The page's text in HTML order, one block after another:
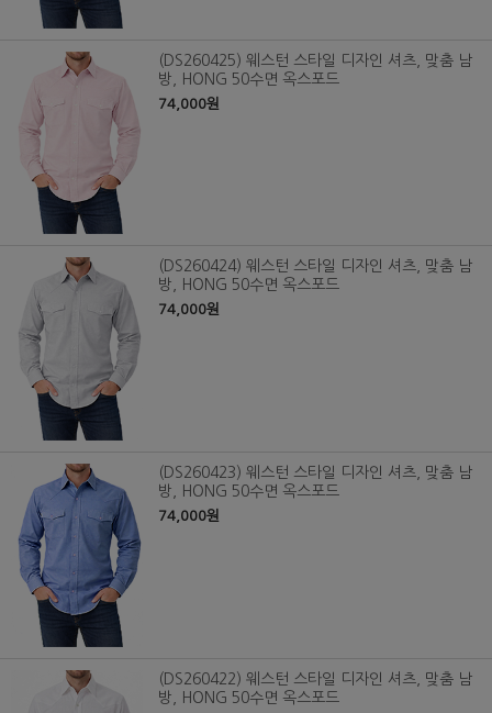
(DS260425) 웨스턴 스타일 디자인 셔츠, 맞춤 남
방, HONG 50수면 옥스포드
74,000원
(DS260424) 웨스턴 스타일 디자인 셔츠, 맞춤 남
방, HONG 50수면 옥스포드
74,000원
(DS260423) 웨스턴 스타일 디자인 셔츠, 맞춤 남
방, HONG 50수면 옥스포드
74,000원
(DS260422) 웨스턴 스타일 디자인 셔츠, 맞춤 남
방, HONG 50수면 옥스포드